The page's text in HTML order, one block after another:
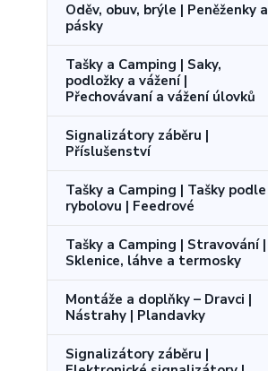
Oděv, obuv, brýle | Peněženky a
pásky
Tašky a Camping | Saky,
podložky a vážení |
Přechovávaní a vážení úlovků
Signalizátory záběru |
Příslušenství
Tašky a Camping | Tašky podle
rybolovu | Feedrové
Tašky a Camping | Stravování |
Sklenice, láhve a termosky
Montáže a doplňky – Dravci |
Nástrahy | Plandavky
Signalizátory záběru |